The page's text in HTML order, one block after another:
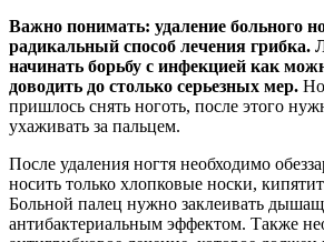
Важно понимать: удаление больного
радикальный способ лечения грибка.
начинать борьбу с инфекцией как
доводить до столько серьезных мер.
пришлось снять ноготь, после этого
ухаживать за пальцем.
После удаления ногтя необходимо
носить только хлопковые носки,
Больной палец нужно заклеивать
антибактериальным эффектом. Также